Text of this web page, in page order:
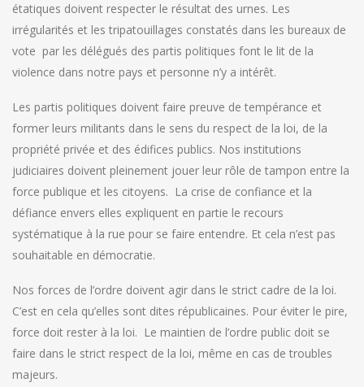
étatiques doivent respecter le résultat des urnes. Les
irrégularités et les tripatouillages constatés dans les bureaux de
vote par les délégués des partis politiques font le lit de la
violence dans notre pays et personne n’y a intérêt.
Les partis politiques doivent faire preuve de tempérance et
former leurs militants dans le sens du respect de la loi, de la
propriété privée et des édifices publics. Nos institutions
judiciaires doivent pleinement jouer leur rôle de tampon entre la
force publique et les citoyens. La crise de confiance et la
défiance envers elles expliquent en partie le recours
systématique à la rue pour se faire entendre. Et cela n’est pas
souhaitable en démocratie.
Nos forces de l’ordre doivent agir dans le strict cadre de la loi.
C’est en cela qu’elles sont dites républicaines. Pour éviter le pire,
force doit rester à la loi. Le maintien de l’ordre public doit se
faire dans le strict respect de la loi, même en cas de troubles
majeurs.